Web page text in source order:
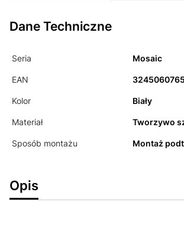
Dane Techniczne
Seria Mosaic
EAN
Kolor Biały
Materiał Tworzywo
Sposób montażu Montaż
Opis